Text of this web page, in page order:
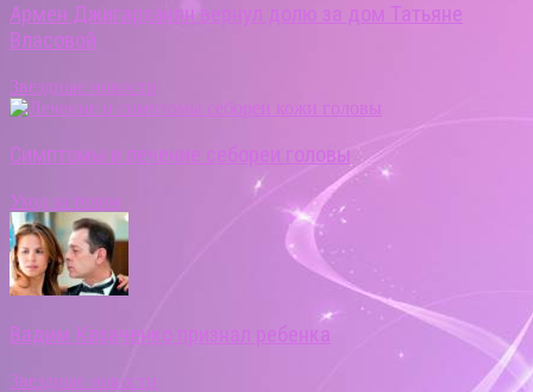
Армен Джигарханян вернул долю за дом Татьяне
Власовой
Звездные новости
Симптомы и лечение себореи головы
Уход за телом
Вадим Казаченко признал ребенка
Звездные новости